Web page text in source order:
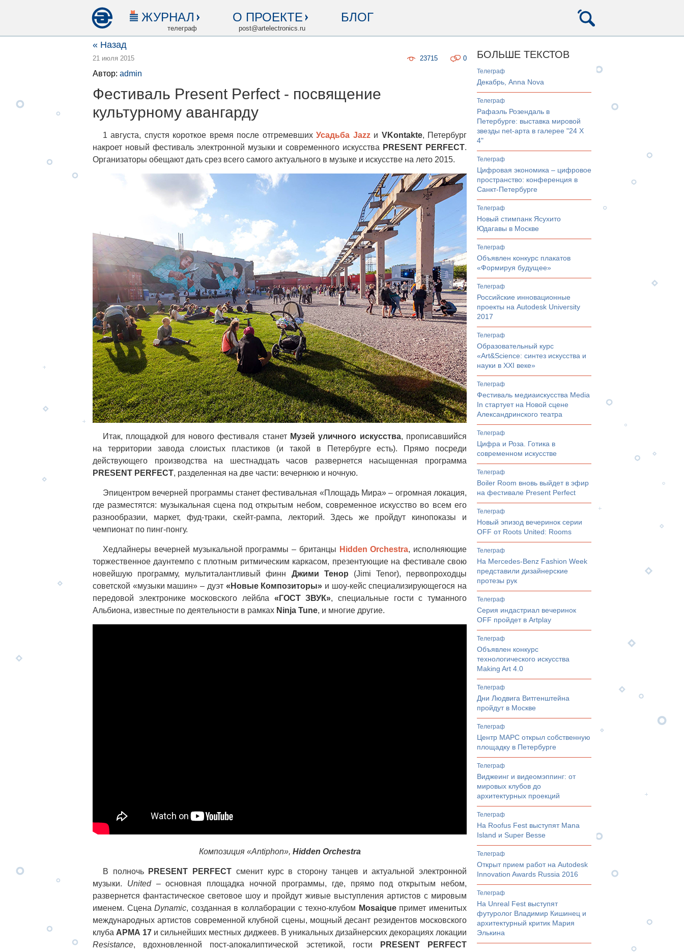
ЖУРНАЛ
телеграф
О ПРОЕКТЕ
post@artelectronics.ru
БЛОГ
« Назад
21 июля 2015 0
23715
Автор: admin
Фестиваль Present Perfect - посвящение
культурному авангарду
1 августа, спустя короткое время после отгремевшихУсадьба Jazzи VKontakte, Петербург
накроет новый фестиваль электронной музыки и современного искусства PRESENT PERFECT.
Организаторы обещают дать срез всего самого актуального в музыке и искусстве на лето 2015.
Итак, площадкой для нового фестиваля станет Музей уличного искусства, прописавшийся
на территории завода слоистых пластиков (и такой в Петербурге есть). Прямо посреди
действующего производства на шестнадцать часов развернется насыщенная программа
PRESENT PERFECT, разделенная на две части: вечернюю и ночную.
Эпицентром вечерней программы станет фестивальная «Площадь Мира» – огромная локация,
где разместятся: музыкальная сцена под открытым небом, современное искусство во всем его
разнообразии, маркет, фуд-траки, скейт-рампа, лекторий. Здесь же пройдут кинопоказы и
чемпионат по пинг-понгу.
Хедлайнеры вечерней музыкальной программы – британцы Hidden Orchestra, исполняющие
торжественное даунтемпо с плотным ритмическим каркасом, презентующие на фестивале свою
новейшую программу, мультиталантливый финн Джими Тенор (Jimi Tenor), первопроходцы
советской «музыки машин» – дуэт «Новые Композиторы» и шоу-кейс специализирующегося на
передовой электронике московского лейбла «ГОСТ ЗВУК», специальные гости с туманного
Альбиона, известные по деятельности в рамках Ninja Tune, и многие другие.
Композиция «Antiphon», Hidden Orchestra
В полночь PRESENT PERFECT сменит курс в сторону танцев и актуальной электронной
музыки. United– основная площадка ночной программы, где, прямо под открытым небом,
развернется фантастическое световое шоу и пройдут живые выступления артистов с мировым
именем. СценаDynamic, созданная в коллаборации с техно-клубом Mosaiqueпримет именитых
международных артистов современной клубной сцены, мощный десант резидентов московского
клуба АРМА 17 и сильнейших местных диджеев. В уникальных дизайнерских декорациях локации
Resistance, вдохновленной пост-апокалиптической эстетикой, гости
PRESENT PERFECT
БОЛЬШЕ ТЕКСТОВ
телеграф
Декабрь, Anna Nova
телеграф
Рафаэль Розендаль в
Петербурге: выставка мировой
звезды net-арта в галерее "24 Х
4"
телеграф
Цифровая экономика – цифровое
пространство: конференция в
Санкт-Петербурге
телеграф
Новый стимпанк Ясухито
Юдагавы в Москве
телеграф
Объявлен конкурс плакатов
«Формируя будущее»
телеграф
Российские инновационные
проекты на Autodesk University
2017
телеграф
Образовательный курс
«Art&Science: синтез искусства и
науки в XXI веке»
телеграф
Фестиваль медиаискусства Media
In стартует на Новой сцене
Александринского театра
телеграф
Цифра и Роза. Готика в
современном искусстве
телеграф
Boiler Room вновь выйдет в эфир
на фестивале Present Perfect
телеграф
Новый эпизод вечеринок серии
OFF от Roots United: Rooms
телеграф
На Mercedes-Benz Fashion Week
представили дизайнерские
протезы рук
телеграф
Серия индастриал вечеринок
OFF пройдет в Artplay
телеграф
Объявлен конкурс
технологического искусства
Making Art 4.0
телеграф
Дни Людвига Витгенштейна
пройдут в Москве
телеграф
Центр МАРС открыл собственную
площадку в Петербурге
телеграф
Виджеинг и видеомэппинг: от
мировых клубов до
архитектурных проекций
телеграф
На Roofus Fest выступят Mana
Island и Super Besse
телеграф
Открыт прием работ на Autodesk
Innovation Awards Russia 2016
телеграф
На Unreal Fest выступят
футуролог Владимир Кишинец и
архитектурный критик Мария
Элькина